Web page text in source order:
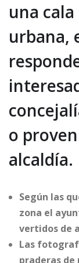
una
urbana,
o
alcaldía.
Según las
zona el
vertidos de
Las
praderas de